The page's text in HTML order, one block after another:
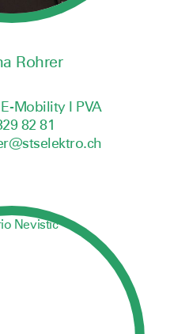
Rohrer
Mobility I PVA
82 81